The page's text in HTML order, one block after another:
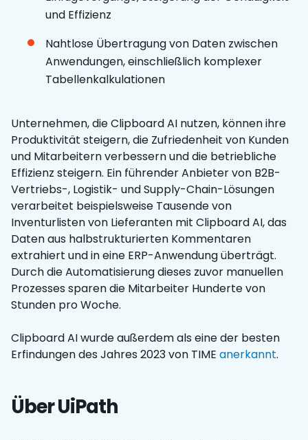
und Effizienz
Nahtlose Übertragung von Daten zwischen
Anwendungen, einschließlich komplexer
Tabellenkalkulationen
Unternehmen, die Clipboard AI nutzen, können ihre
Produktivität steigern, die Zufriedenheit von Kunden
und Mitarbeitern verbessern und die betriebliche
Effizienz steigern. Ein führender Anbieter von B2B-
Vertriebs-, Logistik- und Supply-Chain-Lösungen
verarbeitet beispielsweise Tausende von
Inventurlisten von Lieferanten mit Clipboard AI, das
Daten aus halbstrukturierten Kommentaren
extrahiert und in eine ERP-Anwendung überträgt.
Durch die Automatisierung dieses zuvor manuellen
Prozesses sparen die Mitarbeiter Hunderte von
Stunden pro Woche.
Clipboard AI wurde außerdem als eine der besten
Erfindungen des Jahres 2023 von TIME anerkannt.
Über UiPath